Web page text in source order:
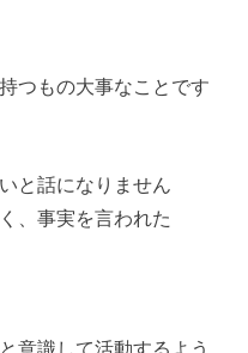
つもの大事なことです
と話になりません
、事実を言われた
意識して活動するよう